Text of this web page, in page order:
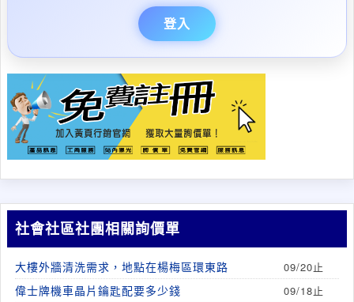
登入
社會社區社團相關詢價單
大樓外牆清洗需求，地點在楊梅區環東路 09/20止
偉士牌機車晶片鑰匙配要多少錢 09/18止